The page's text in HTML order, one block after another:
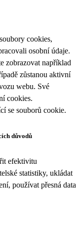
cookies,
osobní údaje.
zobrazovat například
zůstanou aktivní
webu. Své
cookies.
se souborů cookie.
důvodů
efektivitu
statistiky, ukládat
používat přesná data